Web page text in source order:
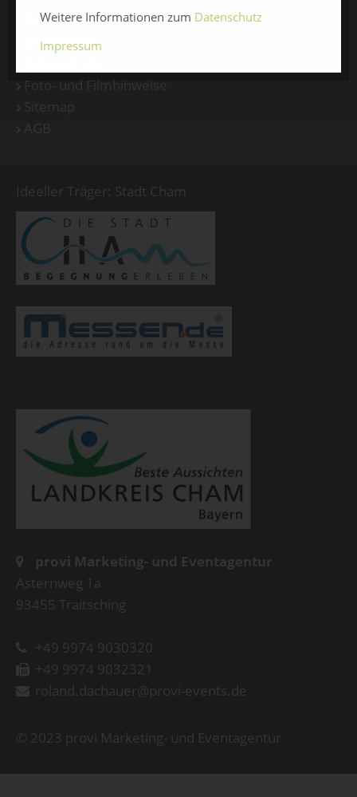
Kontaktformular
Impressum
Foto- und Filmhinweise
Ideeller Träger: Stadt Cham
provi Marketing- und Eventagentur
Asternweg 1a
93455 Traitsching
+49 9974 9030320
+49 9974 9032321
roland.dachauer@provi-events.de
© 2023 provi Marketing- und Eventagentur
Weitere Informationen zum Datenschutz
Impressum